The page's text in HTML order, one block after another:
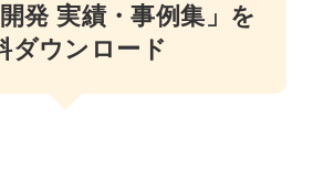
発 実績・事例集」を
ダウンロード